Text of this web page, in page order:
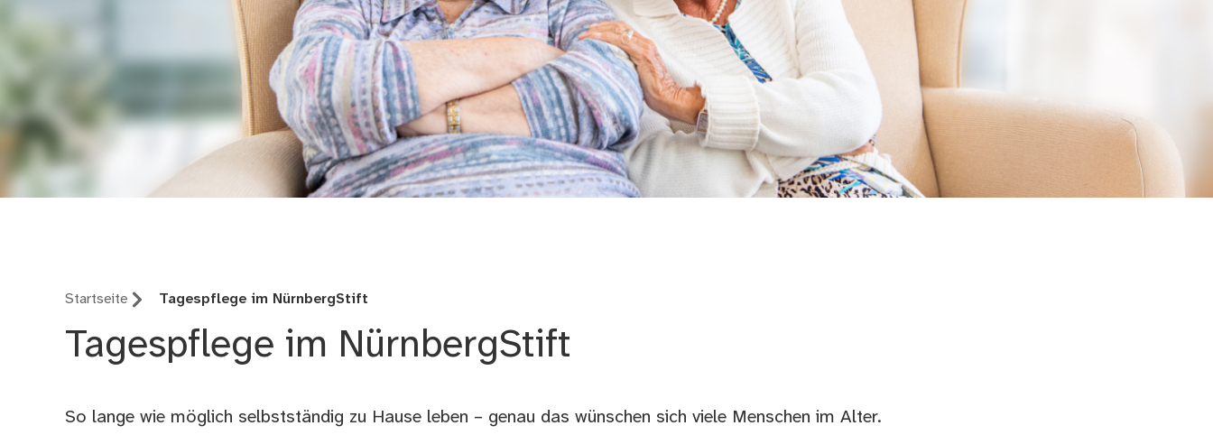
Startseite Tagespflege im NürnbergStift
Tagespflege im NürnbergStift
So lange wie möglich selbstständig zu Hause leben – genau das wünschen sich viele Menschen im Alter.